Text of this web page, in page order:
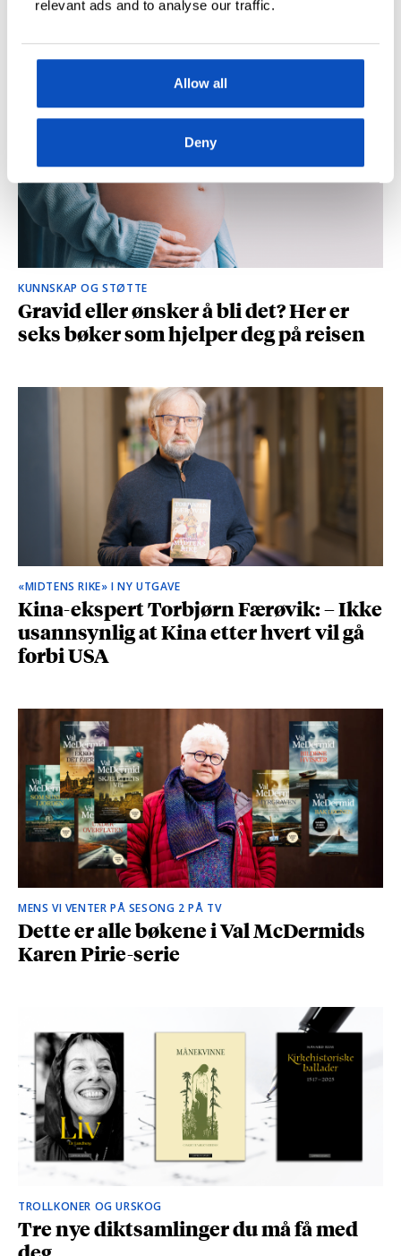
relevant ads and to analyse our traffic.
Allow all
Deny
og spionasje ble helt uinteressant i
KUNNSKAP OG STØTTE
Gravid eller ønsker å bli det? Her er
seks bøker som hjelper deg på reisen
«MIDTENS RIKE» I NY UTGAVE
Kina-ekspert Torbjørn Færøvik: – Ikke
usannsynlig at Kina etter hvert vil gå
forbi USA
MENS VI VENTER PÅ SESONG 2 PÅ TV
Dette er alle bøkene i Val McDermids
Karen Pirie-serie
TROLLKONER OG URSKOG
Tre nye diktsamlinger du må få med